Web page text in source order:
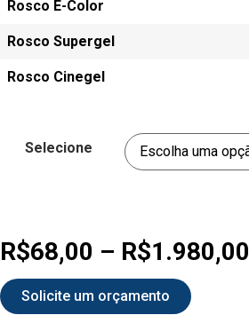
Rosco E-Color
Rosco Supergel
Rosco Cinegel
Selecione
R$68,00 – R$1.980,00
Solicite um orçamento